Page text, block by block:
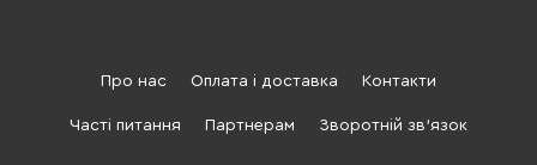
Про нас Оплата і доставка Контакти
Часті питання Партнерам Зворотній зв'язок